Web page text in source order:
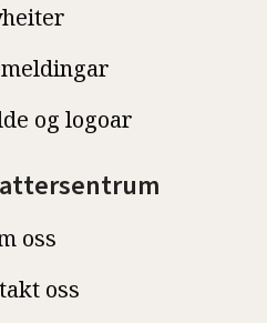
og logoar
oss
oss